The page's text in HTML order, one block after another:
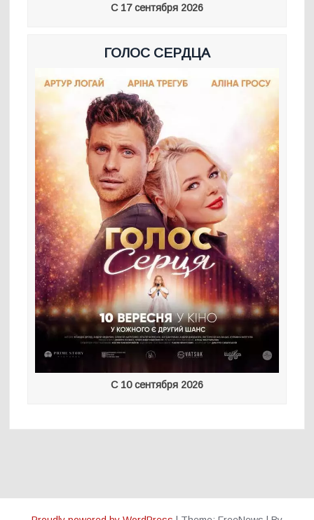
С 17 сентября 2026
ГОЛОС СЕРДЦА
С 10 сентября 2026